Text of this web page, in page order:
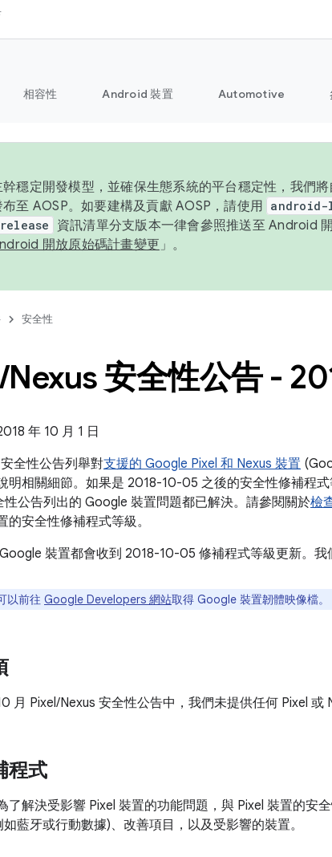
相容性 Android 裝置 Automotive
穩定開發模型，並確保生態系統的平台穩定性，我們
至 AOSP。如要建構及貢獻 AOSP，請使用
資訊清單分支版本一律會參照推送至 Android
開放原始碼計畫變更 」。
安全性
/Nexus 安全性公告 -
年 10 月 1 日
全性公告列舉對支援的 Google Pixel 和 Nexus 裝置
明相關細節。如果是 2018-10-05 之後的安全性修補程
性公告列出的 Google 裝置問題都已解決。請參閱關於檢
的安全性修補程式等級。
裝置都會收到 2018-10-05 修補程式等級更新。我
以前往 Google Developers 網站取得 Google 裝置韌體映像檔。
月 Pixel/Nexus 安全性公告中，我們未提供任何 Pixel 或
程式
了解決受影響 Pixel 裝置的功能問題，與 Pixel 裝置的安
藍牙或行動數據)、改善項目，以及受影響的裝置。